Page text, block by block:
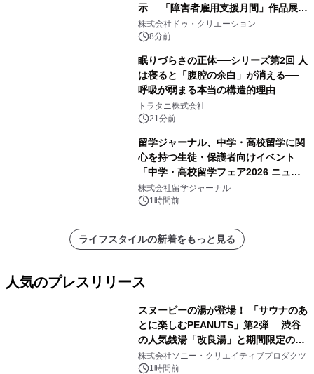
示 「障害者雇用支援月間」作品展示
会を 東京・愛知で開催
株式会社ドゥ・クリエーション
8分前
眠りづらさの正体──シリーズ第2回 人
は寝ると「腹腔の余白」が消える──
呼吸が弱まる本当の構造的理由
トラタニ株式会社
21分前
留学ジャーナル、中学・高校留学に関
心を持つ生徒・保護者向けイベント
「中学・高校留学フェア2026 ニュー
ジーランド＆オーストラリア」を
9/12(土)に開催
株式会社留学ジャーナル
1時間前
ライフスタイルの新着をもっと見る
人気のプレスリリース
スヌーピーの湯が登場！ 「サウナのあ
とに楽しむPEANUTS」第2弾 渋谷
の人気銭湯「改良湯」と期間限定のコ
ラボレーション サウナイキタイコラ
ボグッズも発売決定！
株式会社ソニー・クリエイティブプロダクツ
1時間前